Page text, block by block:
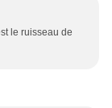
le ruisseau de